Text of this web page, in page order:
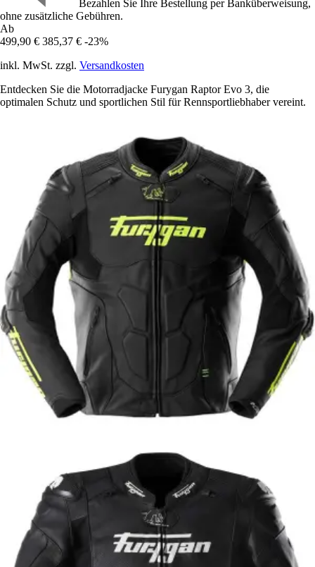
Bezahlen Sie Ihre Bestellung per Banküberweisung,
ohne zusätzliche Gebühren.
Ab
499,90 € 385,37 € -23%
inkl. MwSt. zzgl. Versandkosten
Entdecken Sie die Motorradjacke Furygan Raptor Evo 3, die
optimalen Schutz und sportlichen Stil für Rennsportliebhaber vereint.